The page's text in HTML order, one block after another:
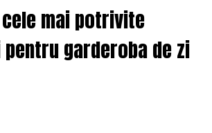
cele mai potrivite
garderoba de zi